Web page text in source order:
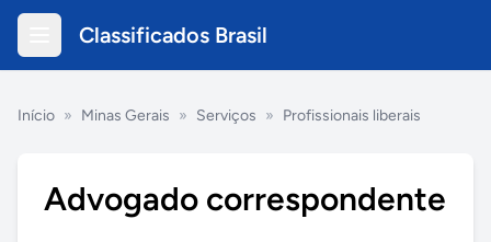
Classificados Brasil
Início » Minas Gerais » Serviços » Profissionais liberais
Advogado correspondente